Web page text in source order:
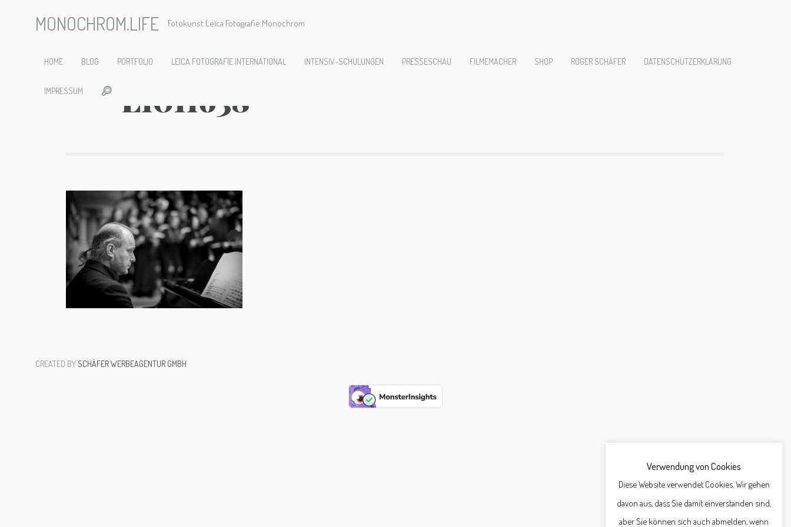
MONOCHROM.LIFE Fotokunst Leica Fotografie Monochrom
HOME BLOG PORTFOLIO LEICA FOTOGRAFIE INTERNATIONAL INTENSIV-SCHULUNGEN PRESSESCHAU FILMEMACHER SHOP ROGER SCHÄFER DATENSCHUTZERKLÄRUNG
IMPRESSUM
2019-11-23-PetiteMesseSolenelle-
L1011638
CREATED BY SCHÄFER WERBEAGENTUR GMBH
Verwendung von Cookies
Diese Website verwendet Cookies. Wir gehen
davon aus, dass Sie damit einverstanden sind,
aber Sie können sich auch abmelden, wenn